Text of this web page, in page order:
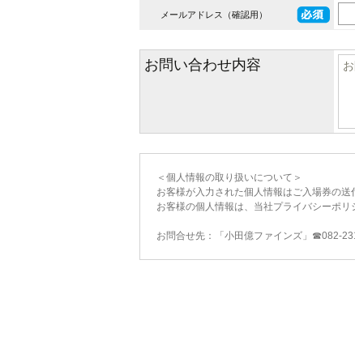
メールアドレス（確認用）
お問い合わせ内容
＜個人情報の取り扱いについて＞
お客様が入力された個人情報はご入場券の
お客様の個人情報は、当社プライバシーポ
お問合せ先：「小田億ファインズ」☎082-